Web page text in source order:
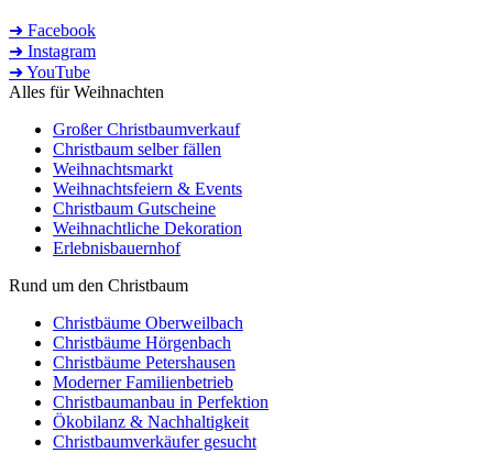
➜ Facebook
➜ Instagram
➜ YouTube
Alles für Weihnachten
Großer Christbaumverkauf
Christbaum selber fällen
Weihnachtsmarkt
Weihnachtsfeiern & Events
Christbaum Gutscheine
Weihnachtliche Dekoration
Erlebnisbauernhof
Rund um den Christbaum
Christbäume Oberweilbach
Christbäume Hörgenbach
Christbäume Petershausen
Moderner Familienbetrieb
Christbaumanbau in Perfektion
Ökobilanz & Nachhaltigkeit
Christbaumverkäufer gesucht